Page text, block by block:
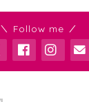
＼ Follow me ／